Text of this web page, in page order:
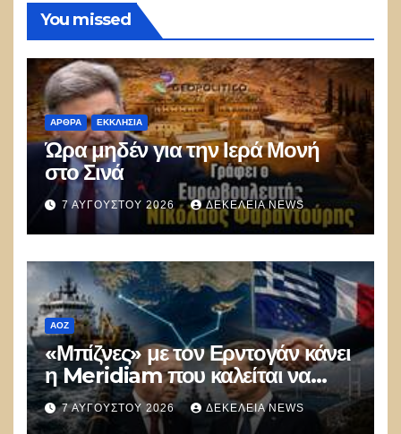
You missed
ΑΡΘΡΑ ΕΚΚΛΗΣΊΑ
Ώρα μηδέν για την Ιερά Μονή
στο Σινά
7 ΑΥΓΟΎΣΤΟΥ 2026 ΔΕΚΈΛΕΙΑ NEWS
ΑΟΖ
«Μπίζνες» με τον Ερντογάν κάνει
η Meridiam που καλείται να
ξεμπλοκάρει το καλώδιο
Ελλάδας–Κύπρου
7 ΑΥΓΟΎΣΤΟΥ 2026 ΔΕΚΈΛΕΙΑ NEWS